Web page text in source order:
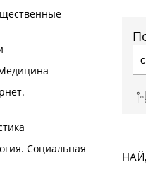
Социальная